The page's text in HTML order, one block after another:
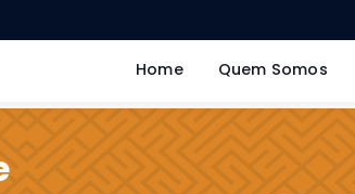
Home Quem Somos